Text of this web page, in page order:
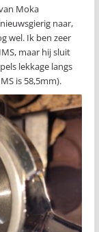
Moka
naar,
wel. Ik ben zeer
maar hij sluit
lekkage langs
is 58,5mm).